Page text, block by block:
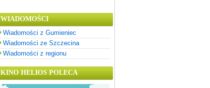
WIADOMOŚCI
Wiadomości z Gumieniec
Wiadomości ze Szczecina
Wiadomości z regionu
KINO HELIOS POLECA